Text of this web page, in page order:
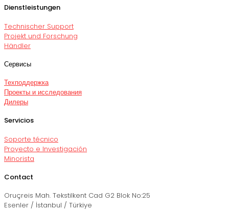
Dienstleistungen
Technischer Support
Projekt und Forschung
Händler
Сервисы
Техподдержка
Проекты и исследования
Дилеры
Servicios
Soporte técnico
Proyecto e Investigación
Minorista
Contact
Oruçreis Mah. Tekstilkent Cad G2 Blok No:25
Esenler / İstanbul / Türkiye